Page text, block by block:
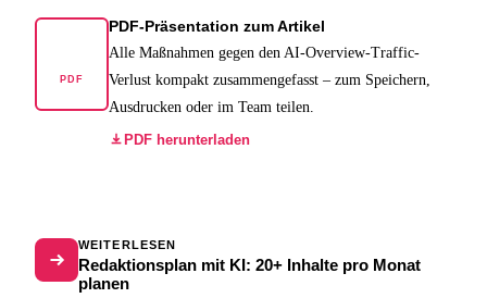
PDF
PDF-Präsentation zum Artikel
Alle Maßnahmen gegen den AI-Overview-Traffic-
Verlust kompakt zusammengefasst – zum Speichern,
Ausdrucken oder im Team teilen.
PDF herunterladen
WEITERLESEN
Redaktionsplan mit KI: 20+ Inhalte pro Monat
planen